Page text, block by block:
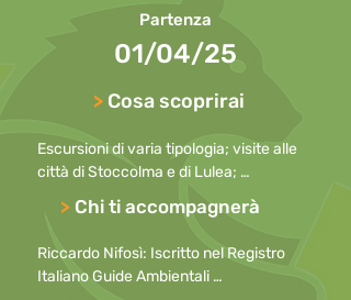
Partenza
01/04/25
> Cosa scoprirai
Escursioni di varia tipologia; visite alle
città di Stoccolma e di Lulea;
escursione con le ciaspole; attività con
le slitte trainate dagli husky; escursione
rompighiaccio.
> Chi ti accompagnerà
Riccardo Nifosì: Iscritto nel Registro
Italiano Guide Ambientali